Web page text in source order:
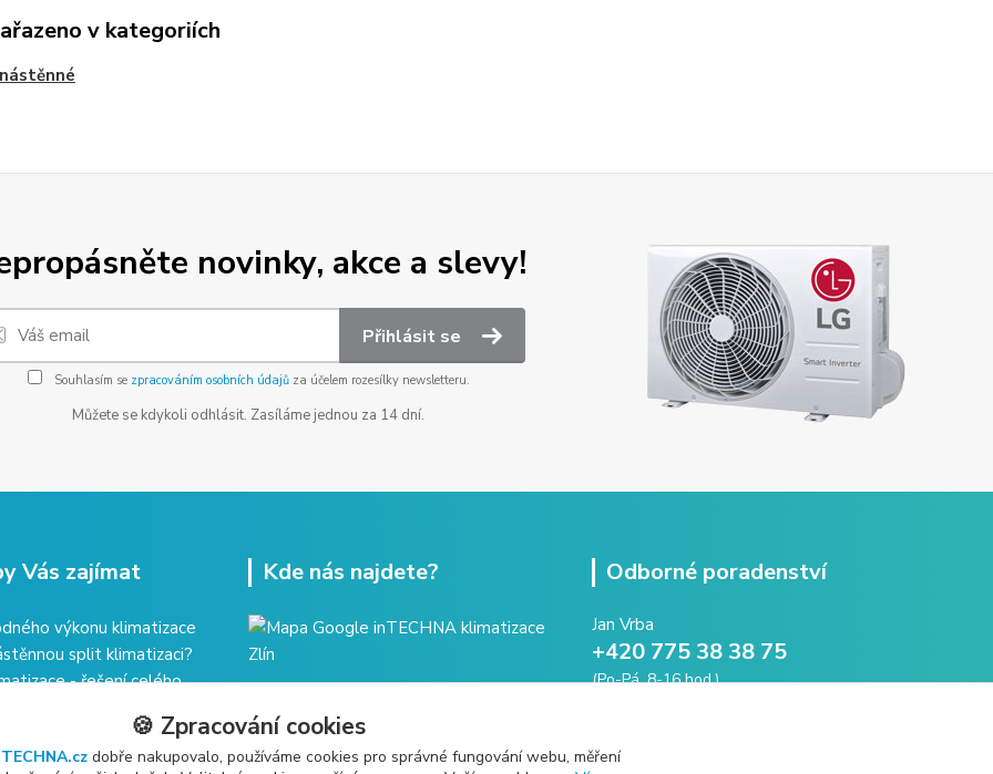
v kategoriích
novinky, akce a slevy!
Přihlásit se
Souhlasím se zpracováním osobních údajůza účelem rozesílky newsletteru.
Můžete se kdykoli odhlásit. Zasíláme jednou za 14 dní.
Vás zajímat
výkonu klimatizace
split klimatizaci?
- řešení celého
Kde nás najdete? Odborné poradenství
Jan Vrba
+420 775 38 38 75
(Po-Pá, 8-16 hod.)
🍪 Zpracování cookies
dobře nakupovalo, používáme cookies pro správné fungování webu, měření